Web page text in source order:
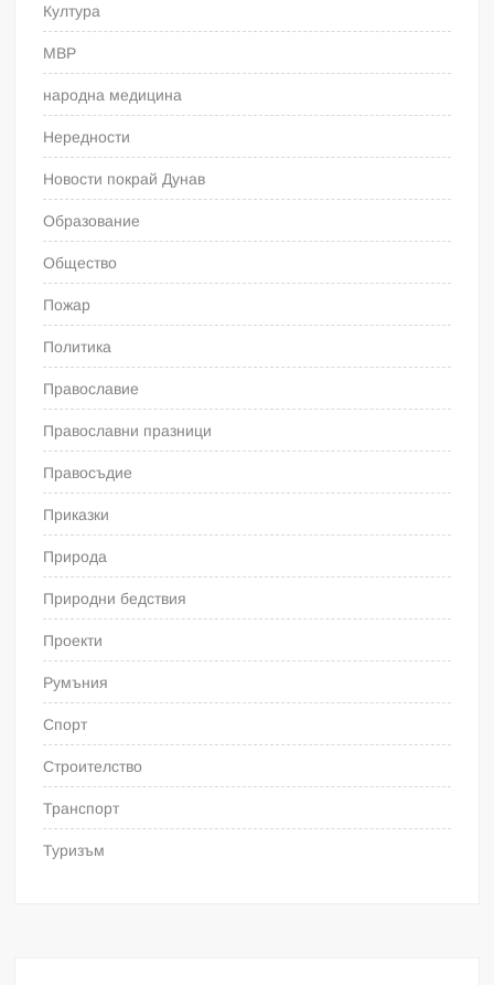
Култура
МВР
народна медицина
Нередности
Новости покрай Дунав
Образование
Общество
Пожар
Политика
Православие
Православни празници
Правосъдие
Приказки
Природа
Природни бедствия
Проекти
Румъния
Спорт
Строителство
Транспорт
Туризъм